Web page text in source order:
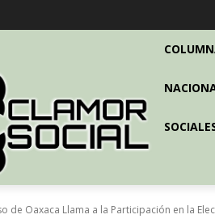
de Oaxaca Llama a la Participación en la